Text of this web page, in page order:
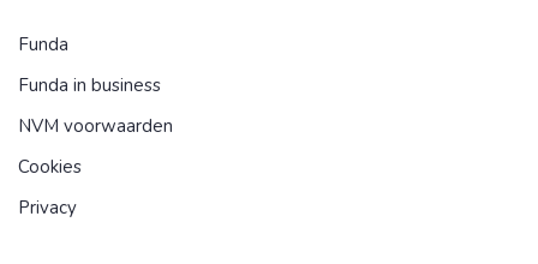
Funda
Funda in business
NVM voorwaarden
Cookies
Privacy